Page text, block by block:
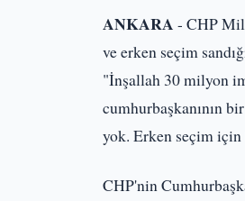
ANKARA - CHP
ve erken seçim
"İnşallah 30 milyon
cumhurbaşkanının
yok. Erken seçim için
CHP'nin